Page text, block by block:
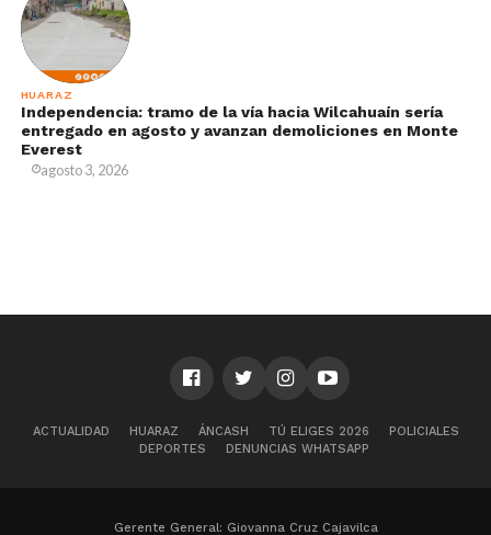
HUARAZ
Independencia: tramo de la vía hacia Wilcahuaín sería
entregado en agosto y avanzan demoliciones en Monte
Everest
agosto 3, 2026
ACTUALIDAD HUARAZ ÁNCASH TÚ ELIGES 2026
POLICIALES
DEPORTES
DENUNCIAS WHATSAPP
Gerente General: Giovanna Cruz Cajavilca